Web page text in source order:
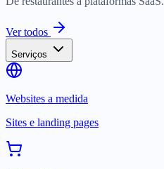
Ver todos
Serviços
Websites a medida
Sites e landing pages